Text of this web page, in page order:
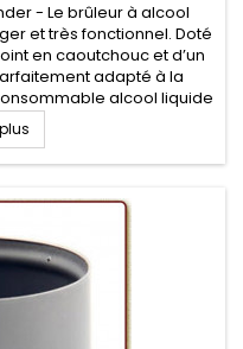
- Le brûleur à alcool
et très fonctionnel. Doté
en caoutchouc et d’un
adapté à la
alcool liquide